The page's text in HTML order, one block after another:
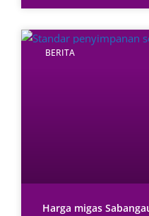
BERITA
Harga migas